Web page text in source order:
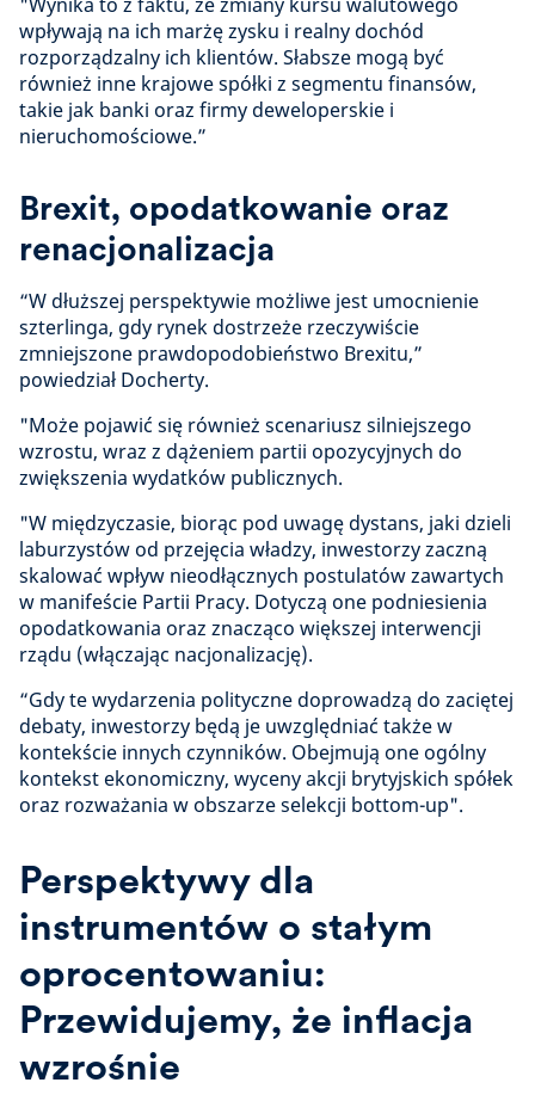
wpływają na ich marżę zysku i realny dochód
rozporządzalny ich klientów. Słabsze mogą być
również inne krajowe spółki z segmentu finansów,
takie jak banki oraz firmy deweloperskie i
nieruchomościowe.”
Brexit, opodatkowanie oraz
renacjonalizacja
“W dłuższej perspektywie możliwe jest umocnienie
szterlinga, gdy rynek dostrzeże rzeczywiście
zmniejszone prawdopodobieństwo Brexitu,”
powiedział Docherty.
"Może pojawić się również scenariusz silniejszego
wzrostu, wraz z dążeniem partii opozycyjnych do
zwiększenia wydatków publicznych.
"W międzyczasie, biorąc pod uwagę dystans, jaki dzieli
laburzystów od przejęcia władzy, inwestorzy zaczną
skalować wpływ nieodłącznych postulatów zawartych
w manifeście Partii Pracy. Dotyczą one podniesienia
opodatkowania oraz znacząco większej interwencji
rządu (włączając nacjonalizację).
“Gdy te wydarzenia polityczne doprowadzą do zaciętej
debaty, inwestorzy będą je uwzględniać także w
kontekście innych czynników. Obejmują one ogólny
kontekst ekonomiczny, wyceny akcji brytyjskich spółek
oraz rozważania w obszarze selekcji bottom-up".
Perspektywy dla
instrumentów o stałym
oprocentowaniu:
Przewidujemy, że inflacja
wzrośnie